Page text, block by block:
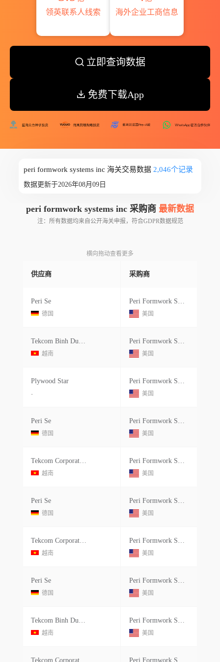
领英联系人线索
海外企业工商信息
立即查询数据
免费下载App
peri formwork systems inc 海关交易数据 2,046个记录
数据更新于2026年08月09日
peri formwork systems inc 采购商 最新数据
注：所有数据均来自公开海关申报，符合GDPR数据规范
横向拖动查看更多
供应商 采购商
Peri Se
德国
Peri Formwork Systems Inc
美国
Tekcom Binh Duong
越南
Peri Formwork Systems Inc
美国
Plywood Star
-
Peri Formwork Systems Inc
美国
Peri Se
德国
Peri Formwork Systems Inc
美国
Tekcom Corporation
越南
Peri Formwork Systems Inc
美国
Peri Se
德国
Peri Formwork Systems Inc
美国
Tekcom Corporation
越南
Peri Formwork Systems Inc
美国
Peri Se
德国
Peri Formwork Systems Inc
美国
Tekcom Binh Duong
越南
Peri Formwork Systems Inc
美国
Tekcom Corporation